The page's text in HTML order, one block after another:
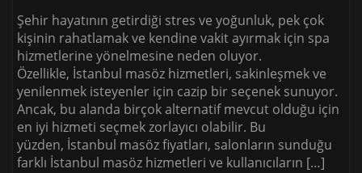
Şehir hayatının getirdiği stres ve yoğunluk, pek çok
kişinin rahatlamak ve kendine vakit ayırmak için spa
hizmetlerine yönelmesine neden oluyor.
Özellikle, İstanbul masöz hizmetleri, sakinleşmek ve
yenilenmek isteyenler için cazip bir seçenek sunuyor.
Ancak, bu alanda birçok alternatif mevcut olduğu için
en iyi hizmeti seçmek zorlayıcı olabilir. Bu
yüzden, İstanbul masöz fiyatları, salonların sunduğu
farklı İstanbul masöz hizmetleri ve kullanıcıların […]